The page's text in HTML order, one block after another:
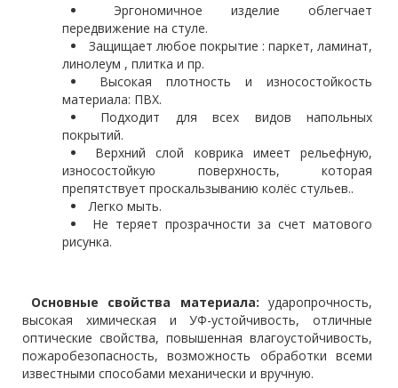
Эргономичное изделие облегчает
передвижение на стуле.
Защищает любое покрытие : паркет, ламинат,
линолеум , плитка и пр.
Высокая плотность и износостойкость
материала: ПВХ.
Подходит для всех видов напольных
покрытий.
Верхний слой коврика имеет рельефную,
износостойкую поверхность, которая
препятствует проскальзыванию колёс стульев..
Легко мыть.
Не теряет прозрачности за счет матового
рисунка.
Основные свойства материала: ударопрочность,
высокая химическая иУФ-устойчивость, отличные
оптические свойства, повышенная влагоустойчивость,
пожаробезопасность, возможность обработки всеми
известными способами механически и вручную.